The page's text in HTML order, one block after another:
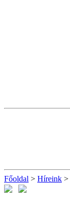
Főoldal > Híreink >